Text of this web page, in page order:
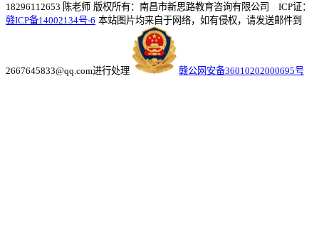
18296112653 陈老师 版权所有：南昌市新思路教育咨询有限公司 ICP证：
赣ICP备14002134号-6 本站图片均来自于网络，如有侵权，请发送邮件到
2667645833@qq.com进行处理 赣公网安备36010202000695号